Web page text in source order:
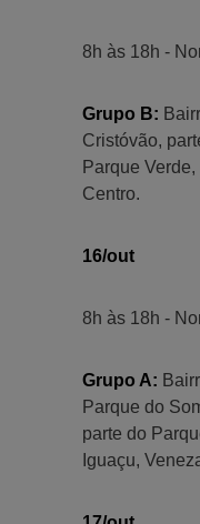
8h às 18h -
Grupo B:
Cristóvão,
Parque
Centro.
16/out
8h às 18h -
Grupo A:
Parque do
parte do
Iguaçu,